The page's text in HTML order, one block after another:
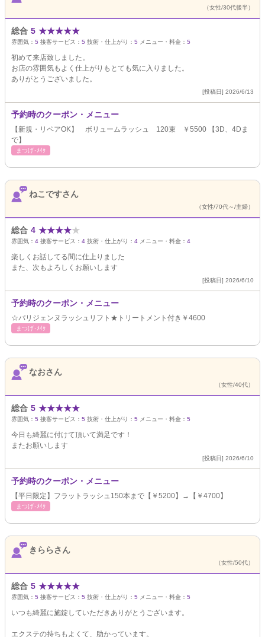
（女性/30代後半）
総合 5 ★★★★★
雰囲気： 5 接客サービス： 5 技術・仕上がり： 5 メニュー・料金： 5
初めて来店致しました。
お店の雰囲気もよく仕上がりもとても気に入りました。
ありがとうございました。
[投稿日] 2026/6/13
予約時のクーポン・メニュー
【新規・リペアOK】 ボリュームラッシュ 120束 ￥5500 【3D、4Dま
で】
まつげ･ﾒｲｸ
ねこですさん
（女性/70代～/主婦）
総合 4 ★★★★★
雰囲気： 4 接客サービス： 4 技術・仕上がり： 4 メニュー・料金： 4
楽しくお話してる間に仕上りました
また、次もよろしくお願いします
[投稿日] 2026/6/10
予約時のクーポン・メニュー
☆パリジェンヌラッシュリフト★トリートメント付き￥4600
まつげ･ﾒｲｸ
なおさん
（女性/40代）
総合 5 ★★★★★
雰囲気： 5 接客サービス： 5 技術・仕上がり： 5 メニュー・料金： 5
今日も綺麗に付けて頂いて満足です！
またお願いします
[投稿日] 2026/6/10
予約時のクーポン・メニュー
【平日限定】フラットラッシュ150本まで【￥5200】→【￥4700】
まつげ･ﾒｲｸ
きららさん
（女性/50代）
総合 5 ★★★★★
雰囲気： 5 接客サービス： 5 技術・仕上がり： 5 メニュー・料金： 5
いつも綺麗に施錠していただきありがとうございます。
エクステの持ちもよくて、助かっています。